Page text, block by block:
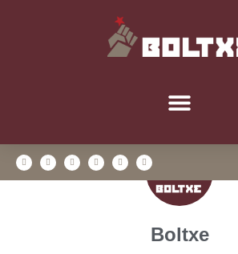
Boltxe